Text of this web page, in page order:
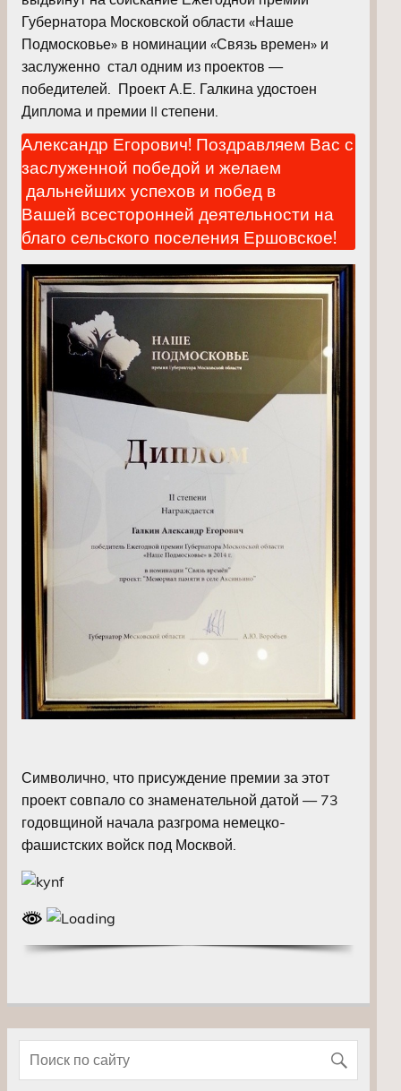
Губернатора Московской области «Наше
Подмосковье» в номинации «Связь времен» и
заслуженно стал одним из проектов —
победителей. Проект А.Е. Галкина удостоен
Диплома и премии II степени.
Александр Егорович! Поздравляем Вас с
заслуженной победой и желаем
дальнейших успехов и побед в
Вашей всесторонней деятельности на
благо сельского поселения Ершовское!
Символично, что присуждение премии за этот
проект совпало со знаменательной датой — 73
годовщиной начала разгрома немецко-
фашистских войск под Москвой.